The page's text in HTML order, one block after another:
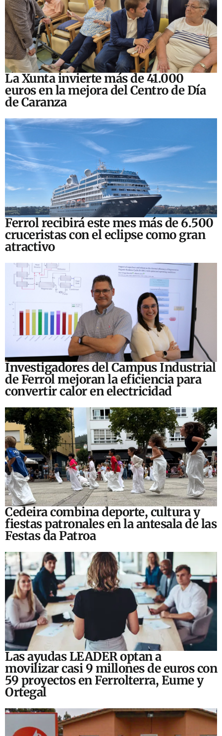
La Xunta invierte más de 41.000
euros en la mejora del Centro de Día
de Caranza
Ferrol recibirá este mes más de 6.500
cruceristas con el eclipse como gran
atractivo
Investigadores del Campus Industrial
de Ferrol mejoran la eficiencia para
convertir calor en electricidad
Cedeira combina deporte, cultura y
fiestas patronales en la antesala de las
Festas da Patroa
Las ayudas LEADER optan a
movilizar casi 9 millones de euros con
59 proyectos en Ferrolterra, Eume y
Ortegal